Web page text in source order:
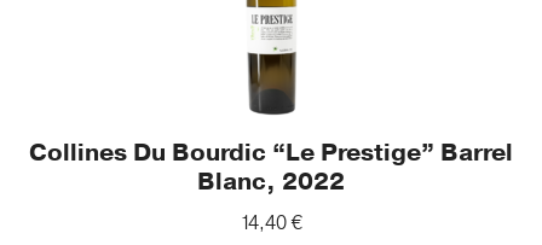
Collines Du Bourdic “Le Prestige” Barrel
Blanc, 2022
14,40€